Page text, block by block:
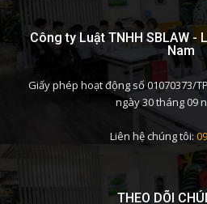
Công ty Luật TNHH SBLAW -
Nam
Giấy phép hoạt động số 01070373/
ngày 30 tháng 09
Liên hệ chúng tôi:
THEO DÕI